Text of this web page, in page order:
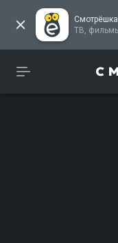
Смотрёшка